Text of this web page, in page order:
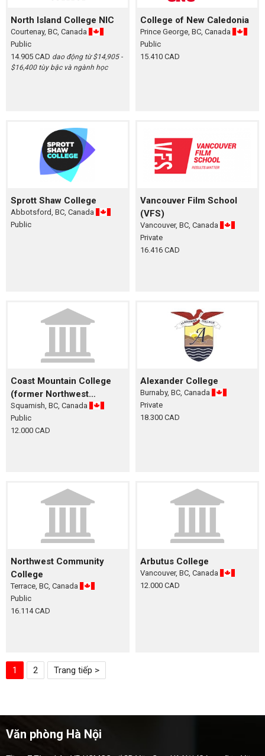
North Island College NIC
Courtenay, BC, Canada
Public
14.905 CAD dao động từ $14,905 -
$16,400 tùy bậc và ngành học
College of New Caledonia
Prince George, BC, Canada
Public
15.410 CAD
Sprott Shaw College
Abbotsford, BC, Canada
Public
Vancouver Film School
(VFS)
Vancouver, BC, Canada
Private
16.416 CAD
Coast Mountain College
(former Northwest
Community College)
Squamish, BC, Canada
Public
12.000 CAD
Alexander College
Burnaby, BC, Canada
Private
18.300 CAD
Northwest Community
College
Terrace, BC, Canada
Public
16.114 CAD
Arbutus College
Vancouver, BC, Canada
12.000 CAD
1 2 Trang tiếp >
Văn phòng Hà Nội